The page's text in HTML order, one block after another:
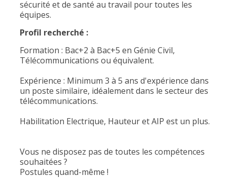
sécurité et de santé au travail pour toutes les
équipes.
Profil recherché :
Formation : Bac+2 à Bac+5 en Génie Civil,
Télécommunications ou équivalent.
Expérience : Minimum 3 à 5 ans d'expérience dans
un poste similaire, idéalement dans le secteur des
télécommunications.
Habilitation Electrique, Hauteur et AIP est un plus.
Vous ne disposez pas de toutes les compétences
souhaitées ?
Postules quand-même !